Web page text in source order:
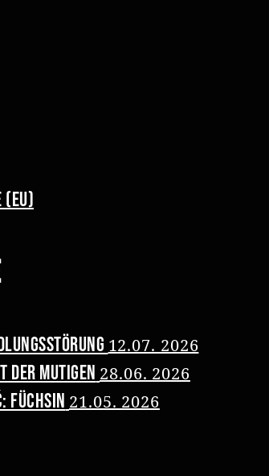
12.07. 2026
der Mutigen 28.06. 2026
Füchsin 21.05. 2026